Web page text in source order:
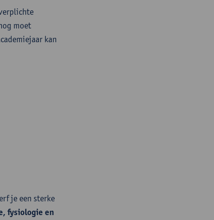
moet
kan
je een sterke
fysiologie en